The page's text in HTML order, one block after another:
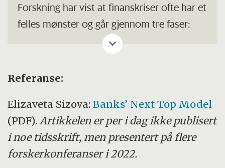
Forskning har vist at finanskriser ofte har et
felles mønster og går gjennom tre faser:
1. Mani: Bedrifter og privatpersoner låner
får økt spekulasjon på børsen og i eiendom
og andre investeringer, slik at prisene øker
og blir uvanlig høye.
2. Panikk: Folk blir redd for at priser på
boliger og aksjer har blitt altfor høye, og får
Referanse:
Elizaveta Sizova:Banks’ Next Top Model
(PDF).Artikkelen er per i dag ikke publisert
i noe tidsskrift, men presentert på flere
forskerkonferanser i 2022.